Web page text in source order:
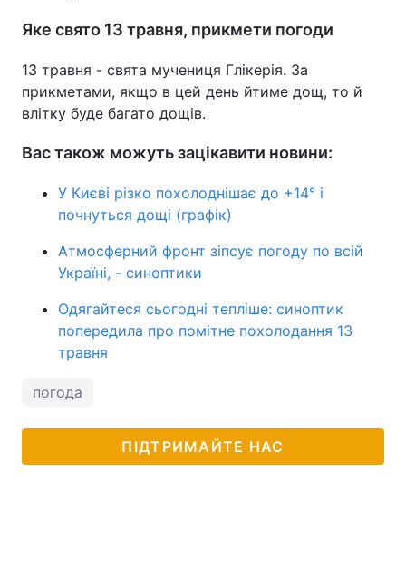
Яке свято 13 травня, прикмети погоди
13 травня - свята мучениця Глікерія. За
прикметами, якщо в цей день йтиме дощ, то й
влітку буде багато дощів.
Вас також можуть зацікавити новини:
У Києві різко похолоднішає до +14° і
почнуться дощі (графік)
Атмосферний фронт зіпсує погоду по всій
Україні, - синоптики
Одягайтеся сьогодні тепліше: синоптик
попередила про помітне похолодання 13
травня
погода
ПІДТРИМАЙТЕ НАС